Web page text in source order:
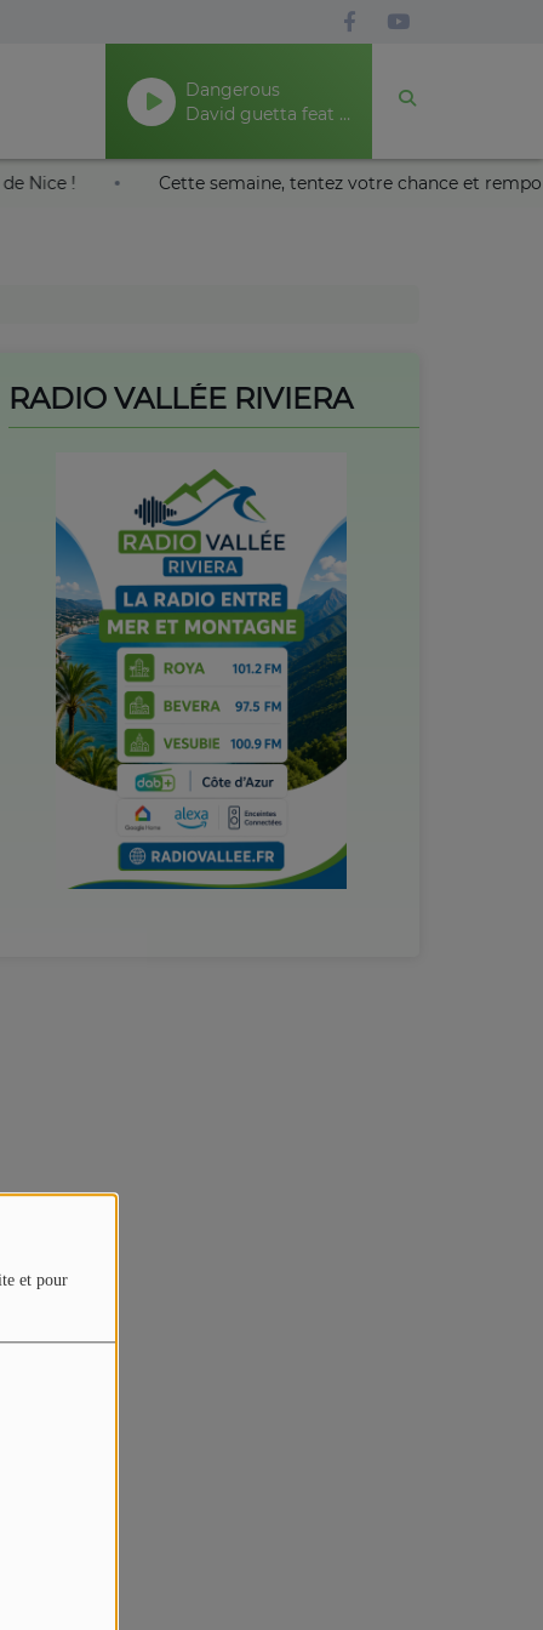
et pour
Dangerous
David guetta feat neyo
au Palais Nikaïa de Nice ! Cette semaine, tentez
RADIO VALLÉE RIVIERA